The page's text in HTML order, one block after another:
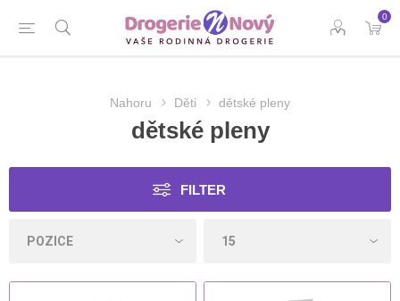
0
Nahoru Děti dětské pleny
dětské pleny
FILTER